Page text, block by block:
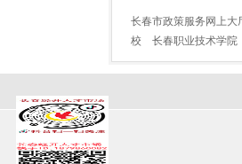
长春市政策服务网上大
校
长春职业技术学院